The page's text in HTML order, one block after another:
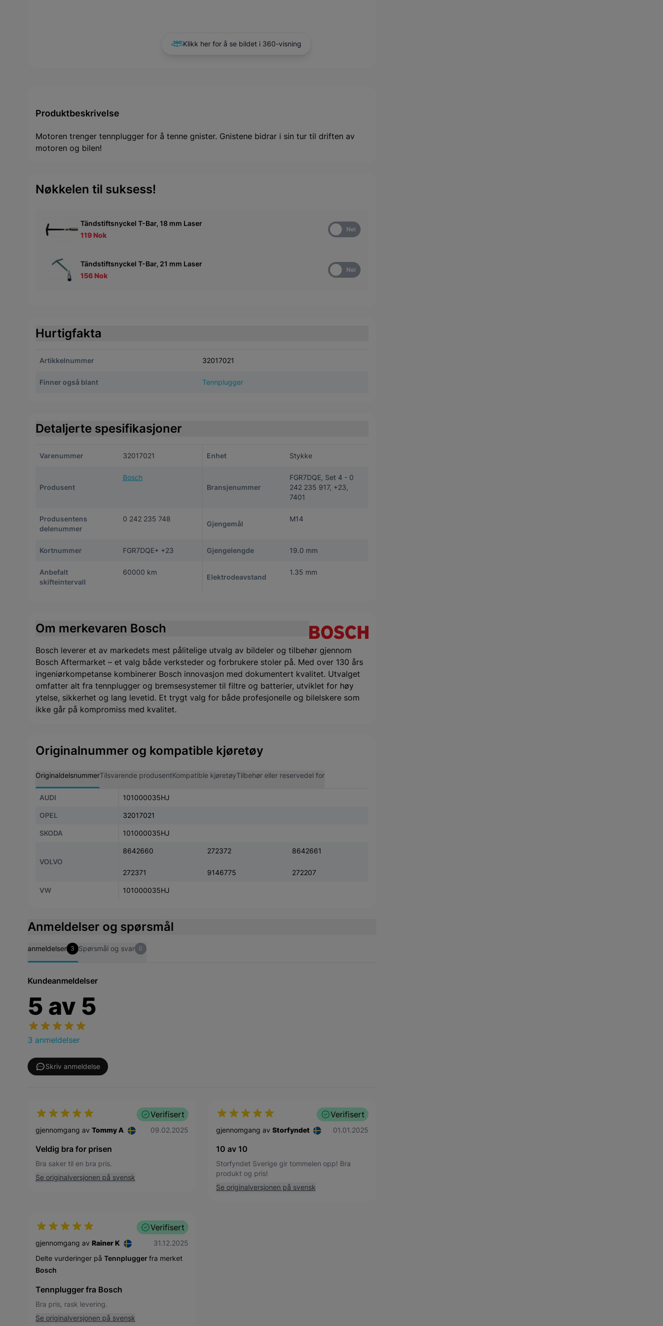
Klikk her for å se bildet i 360-visning
Produktbeskrivelse
Motoren trenger tennplugger for å tenne gnister. Gnistene bidrar i sin tur til driften av
motoren og bilen!
Nøkkelen til suksess!
Tändstiftsnyckel T-Bar, 18 mm Laser
119 Nok
Nei
Tändstiftsnyckel T-Bar, 21 mm Laser
156 Nok
Nei
Hurtigfakta
Artikkelnummer 32017021
Finner også blant Tennplugger
Detaljerte spesifikasjoner
Varenummer 32017021 Enhet Stykke
Produsent
Bosch
Bransjenummer
FGR7DQE, Set 4 - 0
242 235 917, +23,
7401
Produsentens
delenummer
0 242 235 748
Gjengemål
M14
Kortnummer FGR7DQE+ +23 Gjengelengde 19.0 mm
Anbefalt
skifteintervall
60000 km
Elektrodeavstand
1.35 mm
Om merkevaren Bosch
Bosch leverer et av markedets mest pålitelige utvalg av bildeler og tilbehør gjennom
Bosch Aftermarket – et valg både verksteder og forbrukere stoler på. Med over 130 års
ingeniørkompetanse kombinerer Bosch innovasjon med dokumentert kvalitet. Utvalget
omfatter alt fra tennplugger og bremsesystemer til filtre og batterier, utviklet for høy
ytelse, sikkerhet og lang levetid. Et trygt valg for både profesjonelle og bilelskere som
ikke går på kompromiss med kvalitet.
Originalnummer og kompatible kjøretøy
OriginaldelsnummerTilsvarende produsentKompatible kjøretøyTilbehør eller reservedel for
AUDI 101000035HJ
OPEL 32017021
SKODA 101000035HJ
VOLVO
8642660 272372 8642661
272371 9146775 272207
VW 101000035HJ
Anmeldelser og spørsmål
anmeldelser 3 Spørsmål og svar 0
Kundeanmeldelser
5 av 5
3 anmeldelser
Skriv anmeldelse
Verifisert
gjennomgang av Tommy A 9. februar 2025
09.02.2025
Veldig bra for prisen
Bra saker til en bra pris.
Se originalversjonen på svensk
Verifisert
gjennomgang av Storfyndet 1. januar 2025
01.01.2025
10 av 10
Storfyndet Sverige gir tommelen opp! Bra
produkt og pris!
Se originalversjonen på svensk
Verifisert
gjennomgang av Rainer K 31. desember 2025
31.12.2025
Delte vurderinger på Tennpluggerfra merket
Bosch
Tennplugger fra Bosch
Bra pris, rask levering.
Se originalversjonen på svensk